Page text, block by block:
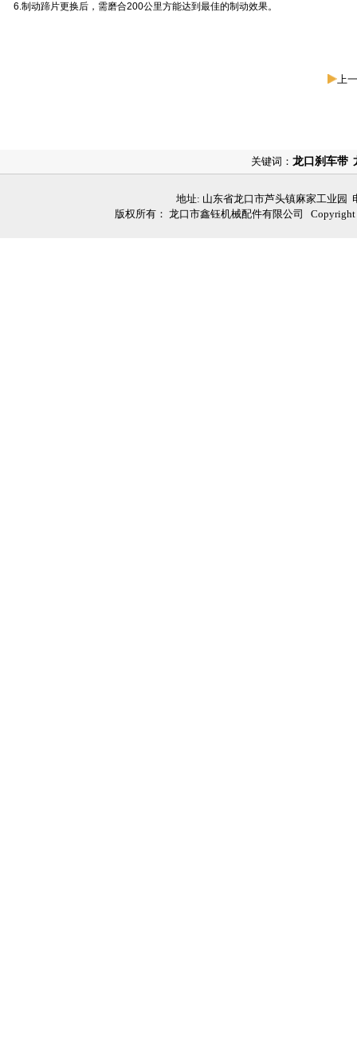
6.制动蹄片更换后，需磨合200公里方能达到最佳的制动效果。
上
关键词： 龙口刹车带
地址: 山东省龙口市芦头镇麻家工业园
版权所有： 龙口市鑫钰机械配件有限公司 Copyright